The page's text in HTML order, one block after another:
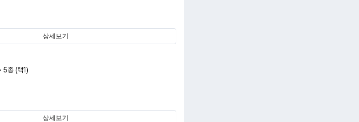
상세보기
5종 (택1)
상세보기